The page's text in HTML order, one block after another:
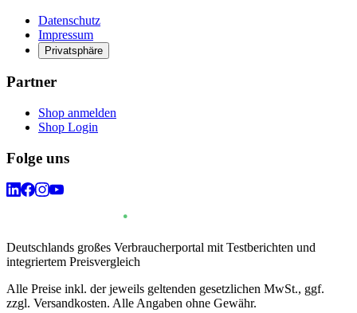
Datenschutz
Impressum
Privatsphäre
Partner
Shop anmelden
Shop Login
Folge uns
Deutschlands großes Verbraucherportal mit Testberichten und
integriertem Preisvergleich
Alle Preise inkl. der jeweils geltenden gesetzlichen MwSt., ggf.
zzgl. Versandkosten. Alle Angaben ohne Gewähr.